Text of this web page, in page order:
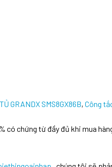
GRANDX SMS8GX86B, Công
có chứng từ đầy đủ khi mua